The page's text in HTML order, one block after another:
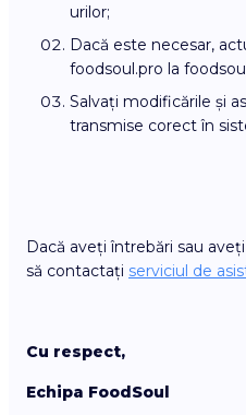
urilor;
Dacă este necesar,
foodsoul.pro la
Salvați modificările și
transmise corect în
Dacă aveți întrebări sau
să contactați serviciul de
Cu respect,
Echipa FoodSoul